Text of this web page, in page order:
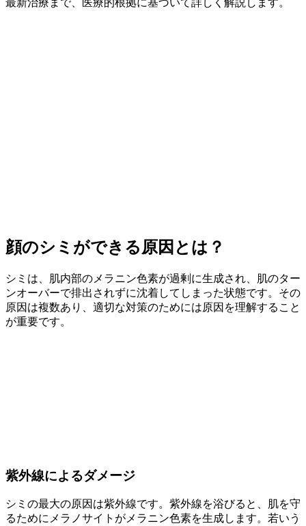
顔のシミができる原因とは？
シミは、肌内部のメラニン色素が過剰に生成され、肌のター
ンオーバーで排出されずに沈着してしまった状態です。その
原因は複数あり、適切な対策のためには原因を理解すること
が重要です。
紫外線によるダメージ
シミの最大の原因は紫外線です。紫外線を浴びると、肌を守
るためにメラノサイトがメラニン色素を生成します。若いう